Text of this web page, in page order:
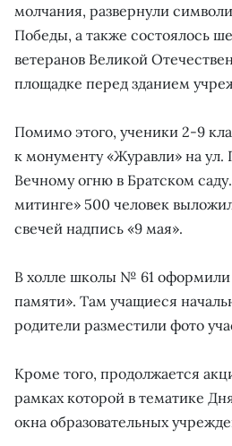
молчания, развернули
Победы, а также состоялось
ветеранов Великой
площадке перед зданием
Помимо этого, ученики 2-9
к монументу «Журавли» на ул.
Вечному огню в Братском
митинге» 500 человек
свечей надпись «9 мая».
В холле школы № 61 оформили
памяти». Там учащиеся
родители разместили фото
Кроме того, продолжается
рамках которой в тематике
окна образовательных